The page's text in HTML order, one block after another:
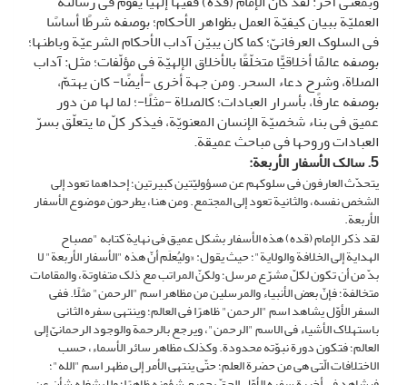
العملیّة ببیان کیفیّة العمل بظواهر الأحکام؛ بوصفه شرطًا أساسًا
فی السلوک العرفانیّ؛ کما کان یبیّن آداب الأحکام الشرعیّة وباطنها؛
بوصفه عالمًا أخلاقیًّا متخلّقًا بالأخلاق الإلهیّة فی مؤلّفات؛ مثل: آداب
الصلاة، وشرح دعاء السحر. ومن جهة أخرى -أیضًا- کان یهتمّ،
بوصفه عارفًا، بأسرار العبادات؛ کالصلاة -مثلًا-؛ لما لها من دور
عمیق فی بناء شخصیّة الإنسان المعنویّة، فیذکر کلّ ما یتعلّق بسرّ
العبادات وروحها فی مباحث عمیقة.
5. سالک الأسفار الأربعة :
یتحدّث العارفون فی سلوکهم عن مسؤولیّتین کبیرتین؛ إحداهما تعود إلى
الشخص نفسه، والثانیة تعود إلى المجتمع. ومن هنا، یطرحون موضوع الأسفار
الأربعة.
لقد ذکر الإمام (قده) هذه الأسفار بشکل عمیق فی نهایة کتابه "مصباح
الهدایة إلى الخلافة والولایة"؛ حیث یقول: «ولیُعلَم أنّ هذه "الأسفار الأربعة" لا
بدّ من أن تکون لکلّ مشرّع مرسل؛ ولکنّ المراتب مع ذلک متفاوتة، والمقامات
متخالفة؛ فإنّ بعض الأنبیاء والمرسلین من مظاهر اسم "الرحمن" مثلًا. ففی
السفر الأوّل یشاهد اسم "الرحمن" ظاهرًا فی العالم؛ وینتهی سفره ‏الثانی
باستهلاک الأشیاء فی الاسم "الرحمن"، ویرجع بالرحمة والوجود الرحمانیّ إلی
العالم؛ فتکون دورة‏ نبوّته محدودة. وکذلک مظاهر سائر الأسماء، حسب
الاختلافات الّتی هی من حضرة‏ العلم؛ حتّی ینتهی الأمر إلی مظهر اسم "الله"؛